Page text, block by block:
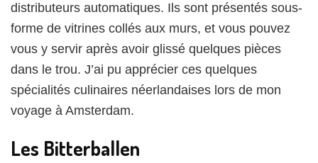
distributeurs automatiques. Ils sont présentés sous-
forme de vitrines collés aux murs, et vous pouvez
vous y servir après avoir glissé quelques pièces
dans le trou. J’ai pu apprécier ces quelques
spécialités culinaires néerlandaises lors de mon
voyage à Amsterdam.
Les Bitterballen